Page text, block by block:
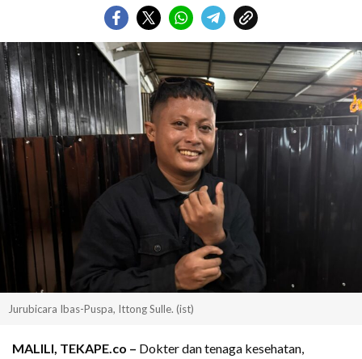
Jurubicara Ibas-Puspa, Ittong Sulle. (ist)
MALILI, TEKAPE.co – Dokter dan tenaga kesehatan,